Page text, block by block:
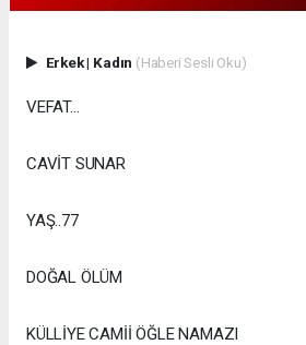
Erkek| Kadın (Haberi Sesli Oku)
VEFAT...
CAVİT SUNAR
YAŞ..77
DOĞAL ÖLÜM
KÜLLİYE CAMİİ ÖĞLE NAMAZI